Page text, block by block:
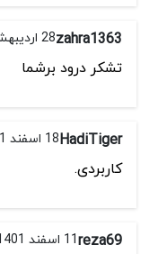
zahra136328 اردیبهشت 1402 - 06:32
تشکر درود برشما
HadiTiger18 اسفند 1401 - 15:44
کاربردی.
reza6911 اسفند 1401 - 14:06